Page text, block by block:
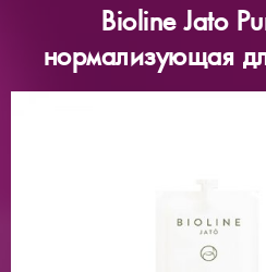
Bioline Jato
нормализующая